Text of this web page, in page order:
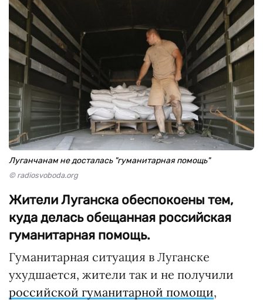
Луганчанам не досталась "гуманитарная помощь"
© radiosvoboda.org
Жители Луганска обеспокоены тем,
куда делась обещанная российская
гуманитарная помощь.
Гуманитарная ситуация в Луганске
ухудшается, жители так и не получили
российской гуманитарной помощи,